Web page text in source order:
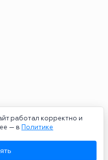
работал корректно и
— в Политике